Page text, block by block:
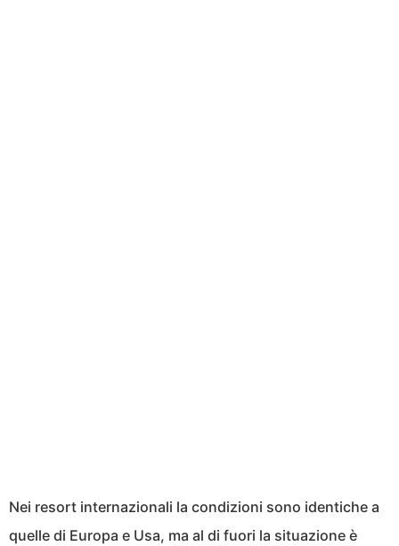
Nei resort internazionali la condizioni sono identiche a
quelle di Europa e Usa, ma al di fuori la situazione è